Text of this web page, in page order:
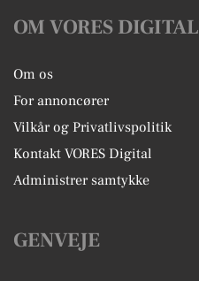
OM VORES DIGITAL
Om os
For annoncører
Vilkår og Privatlivspolitik
Kontakt VORES Digital
Administrer samtykke
GENVEJE